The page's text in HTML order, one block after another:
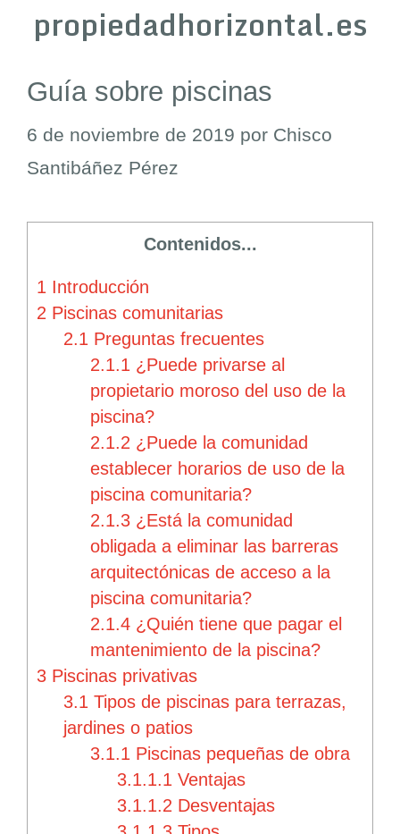
propiedadhorizontal.es
Guía sobre piscinas
6 de noviembre de 2019 por Chisco
Santibáñez Pérez
Contenidos...
1 Introducción
2 Piscinas comunitarias
2.1Preguntas frecuentes
2.1.1¿Puede privarse al
propietario moroso del uso de la
piscina?
2.1.2¿Puede la comunidad
establecer horarios de uso de la
piscina comunitaria?
2.1.3¿Está la comunidad
obligada a eliminar las barreras
arquitectónicas de acceso a la
piscina comunitaria?
2.1.4¿Quién tiene que pagar el
mantenimiento de la piscina?
3 Piscinas privativas
3.1Tipos de piscinas para terrazas,
jardines o patios
3.1.1Piscinas pequeñas de obra
3.1.1.1Ventajas
3.1.1.2Desventajas